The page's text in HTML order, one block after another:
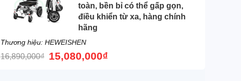
toàn, bền bỉ có thể gấp gọn,
điều khiển từ xa, hàng chính
hãng
Thương hiệu: HEWEISHEN
16,890,000₫ 15,080,000₫